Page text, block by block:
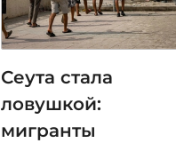
Сеута стала
ловушкой:
мигранты